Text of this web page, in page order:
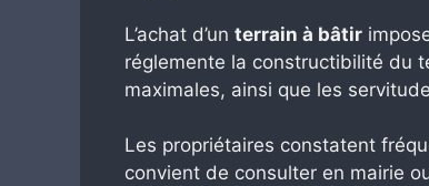
L’achat d’un terrain à bâtir
réglemente la constructibilité du
maximales, ainsi que les
Les propriétaires constatent
convient de consulter en mairie